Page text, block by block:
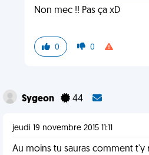
Non mec !! Pas ça xD
0 0
Sygeon 44
jeudi 19 novembre 2015 11:11
Au moins tu sauras comment t'y